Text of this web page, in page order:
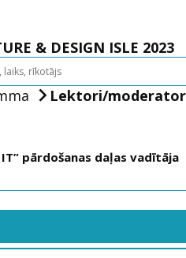
& DESIGN ISLE 2023
Lektori/
pārdošanas daļas vadītāja